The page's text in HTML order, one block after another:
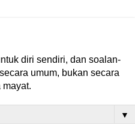
diri sendiri, dan soalan-
umum, bukan secara
mayat.
▼